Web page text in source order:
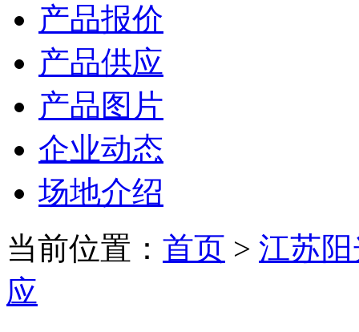
产品报价
产品供应
产品图片
企业动态
场地介绍
当前位置： 首页 > 江苏
应